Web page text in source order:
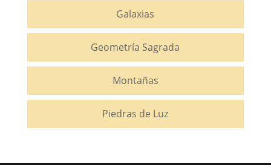
Galaxias
Geometría Sagrada
Montañas
Piedras de Luz